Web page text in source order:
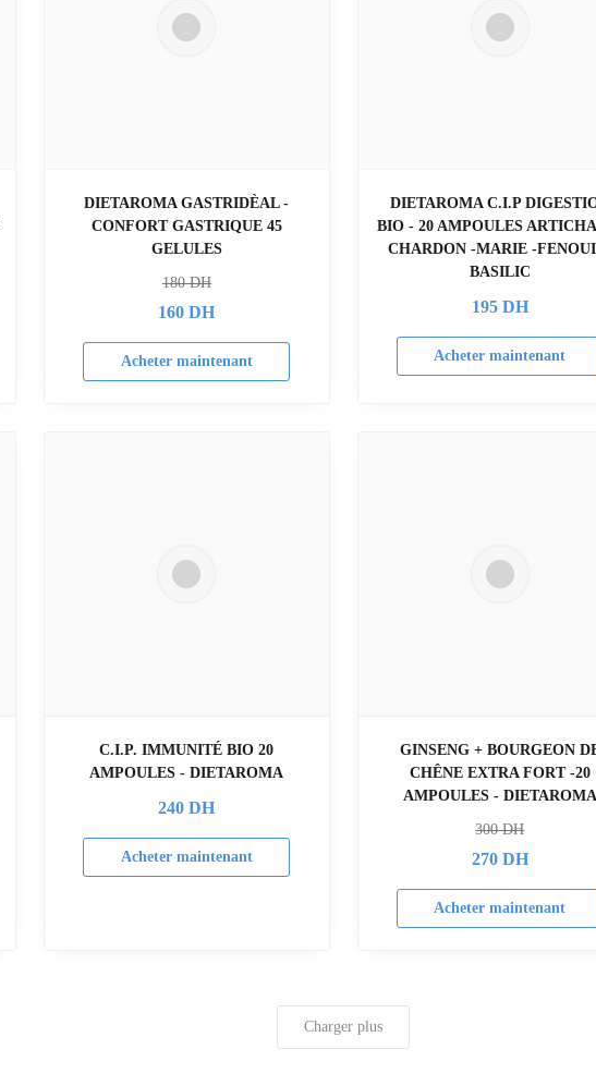
DIETAROMA GASTRIDÈAL -
CONFORT GASTRIQUE 45
GELULES
180DH
160 DH
Acheter maintenant
DIETAROMA C.I.P
BIO - 20 AMPOULES
CHARDON -MARIE -
BASILIC
195DH
Acheter maintenant
C.I.P. IMMUNITÉ BIO 20
AMPOULES - DIETAROMA
240 DH
Acheter maintenant
GINSENG + BOURGEON
CHÊNE EXTRA FORT -20
AMPOULES - DIETAROMA
300DH
270DH
Acheter maintenant
Charger plus